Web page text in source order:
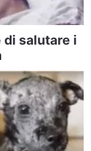
di salutare i